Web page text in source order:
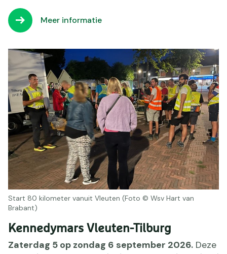
Meer informatie
Kennedymars Vleuten-Tilburg
Zaterdag 5 op zondag 6 september 2026. Deze
Start 80 kilometer vanuit Vleuten (Foto © Wsv Hart van
Brabant)